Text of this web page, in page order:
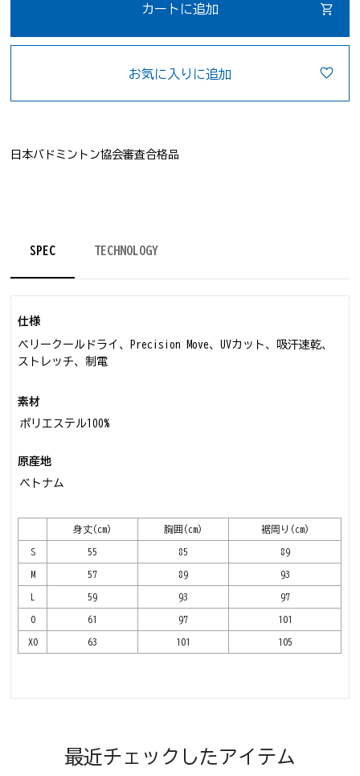
カートに追加
お気に入りに追加
日本バドミントン協会審査合格品
SPEC TECHNOLOGY
仕様
ベリークールドライ、Precision Move、UVカット、吸汗速乾、
ストレッチ、制電
素材
ポリエステル100%
原産地
ベトナム
身丈(cm) 胸囲(cm) 裾周り(cm)
S 55 85 89
M 57 89 93
59 93 97
O 61 97 101
XO 63 101 105
最近チェックしたアイテム